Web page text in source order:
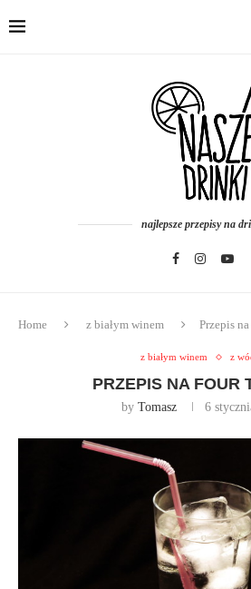
najlepsze przepisy na
Home z białym winem Przepis
z białym winem z
PRZEPIS NA FOUR
by Tomasz 6